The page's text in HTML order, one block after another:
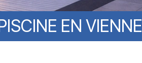
EN VIENNE